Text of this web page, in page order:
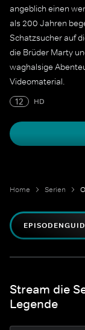
angeblich einen
als 200 Jahren
Schatzsucher auf
die Brüder Marty
waghalsige
Videomaterial.
12
HD
Home Serien
Stream die
Legende